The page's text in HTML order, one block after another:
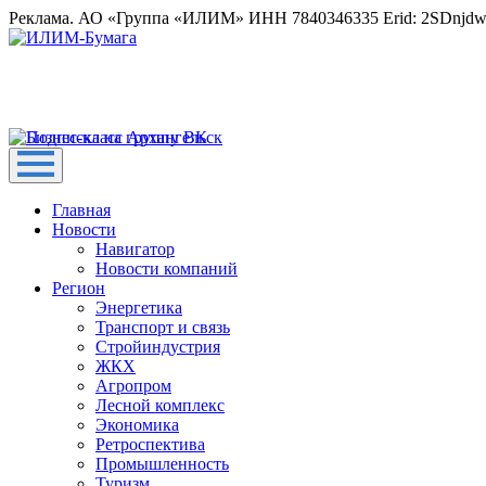
Реклама. АО «Группа «ИЛИМ» ИНН 7840346335 Erid:
Главная
Новости
Навигатор
Новости компаний
Регион
Энергетика
Транспорт и связь
Стройиндустрия
ЖКХ
Агропром
Лесной комплекс
Экономика
Ретроспектива
Промышленность